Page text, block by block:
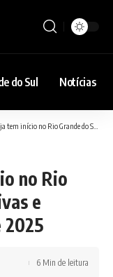
do Sul Notícias
Grande do Sul: Expectativas e Desafios para a Safra de 2025
no Rio
e
2025
6 Min de leitura